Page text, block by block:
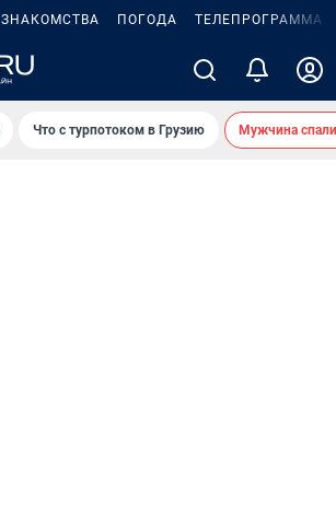
ЗНАКОМСТВА ПОГОДА ТЕЛЕПРОГРАММА
Что с турпотоком в Грузию Мужчина